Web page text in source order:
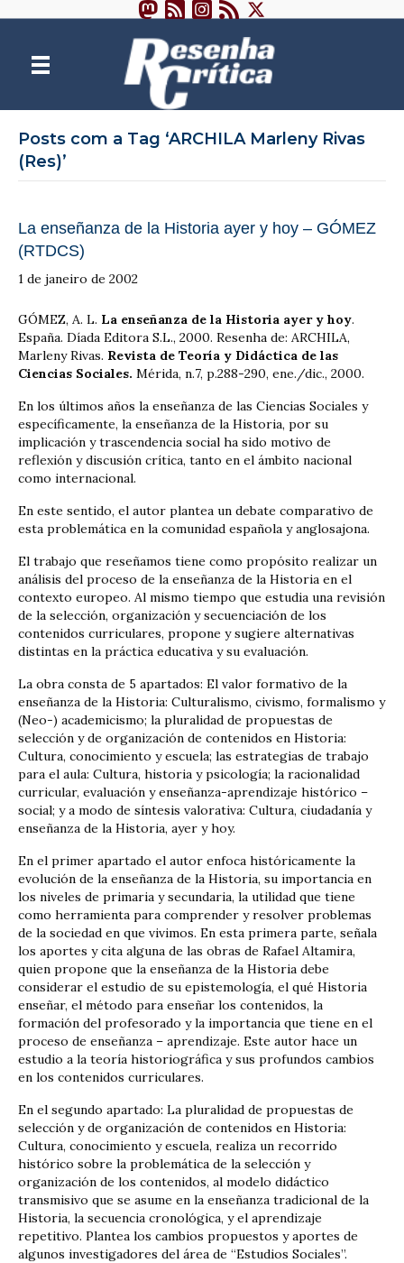
Posts com a Tag ‘ARCHILA Marleny Rivas
(Res)’
La enseñanza de la Historia ayer y hoy – GÓMEZ
(RTDCS)
1 de janeiro de 2002
GÓMEZ, A. L. La enseñanza de la Historia ayer y hoy.
España. Díada Editora S.L., 2000. Resenha de: ARCHILA,
Marleny Rivas. Revista de Teoría y Didáctica de las
Ciencias Sociales. Mérida, n.7, p.288-290, ene./dic., 2000.
En los últimos años la enseñanza de las Ciencias Sociales y
específicamente, la enseñanza de la Historia, por su
implicación y trascendencia social ha sido motivo de
reflexión y discusión crítica, tanto en el ámbito nacional
como internacional.
En este sentido, el autor plantea un debate comparativo de
esta problemática en la comunidad española y anglosajona.
El trabajo que reseñamos tiene como propósito realizar un
análisis del proceso de la enseñanza de la Historia en el
contexto europeo. Al mismo tiempo que estudia una revisión
de la selección, organización y secuenciación de los
contenidos curriculares, propone y sugiere alternativas
distintas en la práctica educativa y su evaluación.
La obra consta de 5 apartados: El valor formativo de la
enseñanza de la Historia: Culturalismo, civismo, formalismo y
(Neo-) academicismo; la pluralidad de propuestas de
selección y de organización de contenidos en Historia:
Cultura, conocimiento y escuela; las estrategias de trabajo
para el aula: Cultura, historia y psicología; la racionalidad
curricular, evaluación y enseñanza-aprendizaje histórico –
social; y a modo de síntesis valorativa: Cultura, ciudadanía y
enseñanza de la Historia, ayer y hoy.
En el primer apartado el autor enfoca históricamente la
evolución de la enseñanza de la Historia, su importancia en
los niveles de primaria y secundaria, la utilidad que tiene
como herramienta para comprender y resolver problemas
de la sociedad en que vivimos. En esta primera parte, señala
los aportes y cita alguna de las obras de Rafael Altamira,
quien propone que la enseñanza de la Historia debe
considerar el estudio de su epistemología, el qué Historia
enseñar, el método para enseñar los contenidos, la
formación del profesorado y la importancia que tiene en el
proceso de enseñanza – aprendizaje. Este autor hace un
estudio a la teoría historiográfica y sus profundos cambios
en los contenidos curriculares.
En el segundo apartado: La pluralidad de propuestas de
selección y de organización de contenidos en Historia:
Cultura, conocimiento y escuela, realiza un recorrido
histórico sobre la problemática de la selección y
organización de los contenidos, al modelo didáctico
transmisivo que se asume en la enseñanza tradicional de la
Historia, la secuencia cronológica, y el aprendizaje
repetitivo. Plantea los cambios propuestos y aportes de
algunos investigadores del área de “Estudios Sociales”.